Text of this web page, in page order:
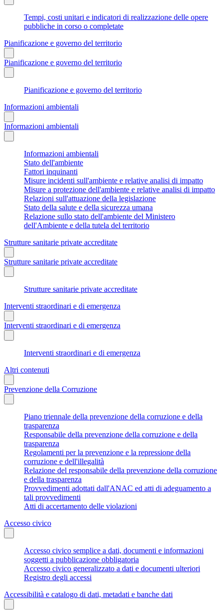
Tempi, costi unitari e indicatori di realizzazione delle opere
pubbliche in corso o completate
Pianificazione e governo del territorio
Pianificazione e governo del territorio
Pianificazione e governo del territorio
Informazioni ambientali
Informazioni ambientali
Informazioni ambientali
Stato dell'ambiente
Fattori inquinanti
Misure incidenti sull'ambiente e relative analisi di impatto
Misure a protezione dell'ambiente e relative analisi di impatto
Relazioni sull'attuazione della legislazione
Stato della salute e della sicurezza umana
Relazione sullo stato dell'ambiente del Ministero
dell'Ambiente e della tutela del territorio
Strutture sanitarie private accreditate
Strutture sanitarie private accreditate
Strutture sanitarie private accreditate
Interventi straordinari e di emergenza
Interventi straordinari e di emergenza
Interventi straordinari e di emergenza
Altri contenuti
Prevenzione della Corruzione
Piano triennale della prevenzione della corruzione e della
trasparenza
Responsabile della prevenzione della corruzione e della
trasparenza
Regolamenti per la prevenzione e la repressione della
corruzione e dell'illegalità
Relazione del responsabile della prevenzione della corruzione
e della trasparenza
Provvedimenti adottati dall'ANAC ed atti di adeguamento a
tali provvedimenti
Atti di accertamento delle violazioni
Accesso civico
Accesso civico semplice a dati, documenti e informazioni
soggetti a pubblicazione obbligatoria
Accesso civico generalizzato a dati e documenti ulteriori
Registro degli accessi
Accessibilità e catalogo di dati, metadati e banche dati